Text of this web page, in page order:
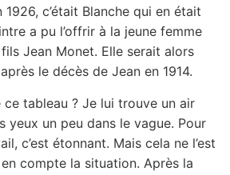
c’était Blanche qui en était
a pu l’offrir à la jeune femme
Jean Monet. Elle serait alors
le décès de Jean en 1914.
ce tableau ? Je lui trouve un air
yeux un peu dans le vague. Pour
c’est étonnant. Mais cela ne l’est
compte la situation. Après la